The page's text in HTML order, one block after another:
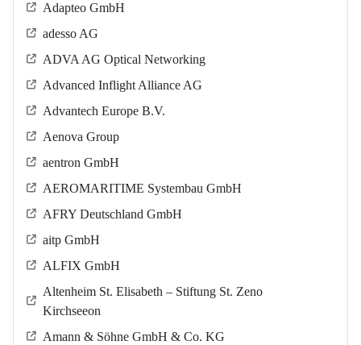
Adapteo GmbH
adesso AG
ADVA AG Optical Networking
Advanced Inflight Alliance AG
Advantech Europe B.V.
Aenova Group
aentron GmbH
AEROMARITIME Systembau GmbH
AFRY Deutschland GmbH
aitp GmbH
ALFIX GmbH
Altenheim St. Elisabeth – Stiftung St. Zeno
Kirchseeon
Amann & Söhne GmbH & Co. KG